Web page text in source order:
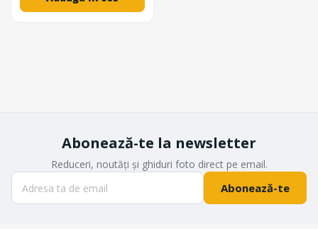
Abonează-te la newsletter
Reduceri, noutăți și ghiduri foto direct pe email.
Abonează-te